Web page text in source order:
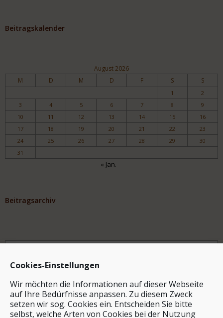
Cookies-Einstellungen
Wir möchten die Informationen auf dieser Webseite
auf Ihre Bedürfnisse anpassen. Zu diesem Zweck
setzen wir sog. Cookies ein. Entscheiden Sie bitte
selbst, welche Arten von Cookies bei der Nutzung
Beitragskalender
August 2026
M D M D F S S
1
2
3
4 5 6 7 8
9
10
11 12 13 14 15
16
17
18 19 20 21 22
23
24
25 26 27 28 29
30
31
« Jan.
Beitragsarchiv
Archiv